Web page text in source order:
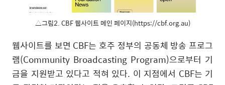
△그림2. CBF 웹사이트 메인 페이지(https://cbf.org.au)
웹사이트를 보면 CBF는 호주 정부의 공동체 방송 프로그
램(Community Broadcasting Program)으로부터 기
금을 지원받고 있다고 적혀 있다. 이 지점에서 CBF는 기